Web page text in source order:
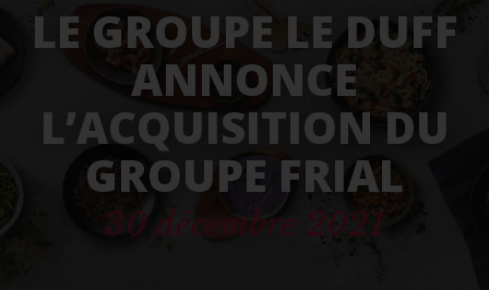
LE GROUPE LE DUFF
ANNONCE
L’ACQUISITION DU
GROUPE FRIAL
30 décembre 2021